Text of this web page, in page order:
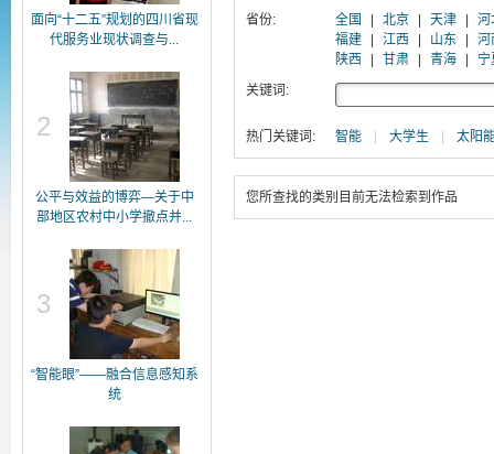
面向“十二五”规划的四川省现
代服务业现状调查与...
2
公平与效益的博弈—关于中
部地区农村中小学撤点并...
3
“智能眼”——融合信息感知系
统
省份:
全国 北京 天津
河
福建
江西 山东
河
陕西
甘肃 青海
宁
关键词:
热门关键词: 智能 大学生 太阳
您所查找的类别目前无法检索到作品